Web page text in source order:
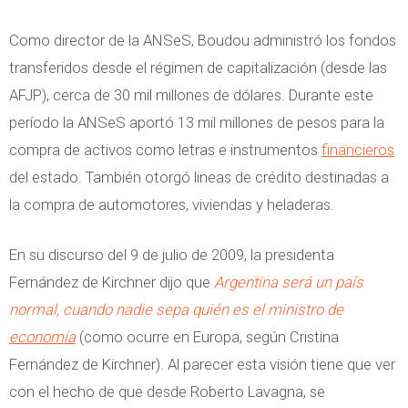
Como director de la ANSeS, Boudou administró los fondos
transferidos desde el régimen de capitalización (desde las
AFJP), cerca de 30 mil millones de dólares. Durante este
período la ANSeS aportó 13 mil millones de pesos para la
compra de activos como letras e instrumentos financieros
del estado. También otorgó lineas de crédito destinadas a
la compra de automotores, viviendas y heladeras.
En su discurso del 9 de julio de 2009, la presidenta
Fernández de Kirchner dijo que Argentina será un país
normal, cuando nadie sepa quién es el ministro de
economía(como ocurre en Europa, según Cristina
Fernández de Kirchner). Al parecer esta visión tiene que ver
con el hecho de que desde Roberto Lavagna, se